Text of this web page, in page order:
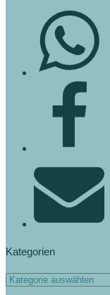
Kategorien
Kategorien